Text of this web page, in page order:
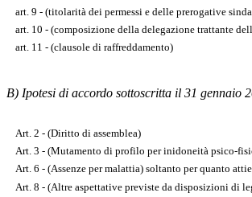
art. 9 - (titolarità dei permessi e delle prerogative
art. 10 - (composizione della delegazione trattante
art. 11 - (clausole di raffreddamento)
B) Ipotesi di accordo sottoscritta il 31 gennaio
Art. 2 - (Diritto di assemblea)
Art. 3 - (Mutamento di profilo per inidoneità psico-
Art. 6 - (Assenze per malattia) soltanto per quanto
Art. 8 - (Altre aspettative previste da disposizioni di